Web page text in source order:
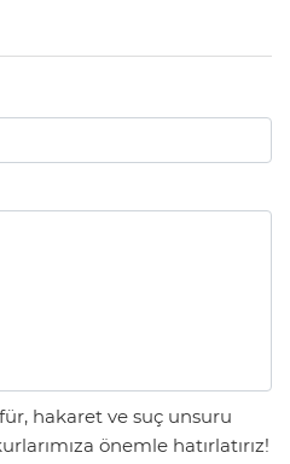
hakaret ve suç unsuru
önemle hatırlatırız!